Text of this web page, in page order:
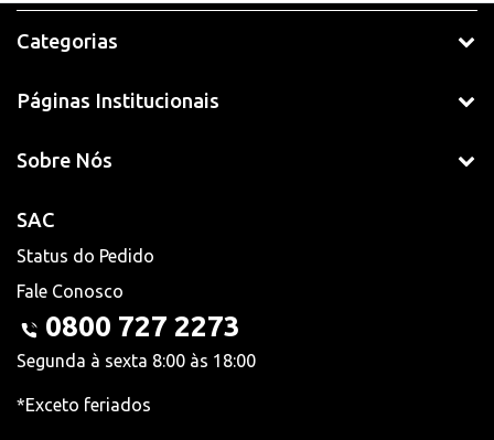
Categorias
Páginas Institucionais
Sobre Nós
SAC
Status do Pedido
Fale Conosco
0800 727 2273
Segunda à sexta 8:00 às 18:00
*Exceto feriados